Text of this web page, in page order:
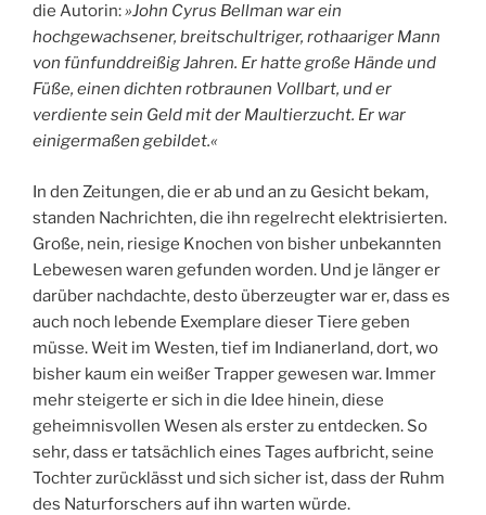
die Autorin:»John Cyrus Bellman war ein
hochgewachsener, breitschultriger, rothaariger Mann
von fünfunddreißig Jahren. Er hatte große Hände und
Füße, einen dichten rotbraunen Vollbart, und er
verdiente sein Geld mit der Maultierzucht. Er war
einigermaßen gebildet.«
In den Zeitungen, die er ab und an zu Gesicht bekam,
standen Nachrichten, die ihn regelrecht elektrisierten.
Große, nein, riesige Knochen von bisher unbekannten
Lebewesen waren gefunden worden. Und je länger er
darüber nachdachte, desto überzeugter war er, dass es
auch noch lebende Exemplare dieser Tiere geben
müsse. Weit im Westen, tief im Indianerland, dort, wo
bisher kaum ein weißer Trapper gewesen war. Immer
mehr steigerte er sich in die Idee hinein, diese
geheimnisvollen Wesen als erster zu entdecken. So
sehr, dass er tatsächlich eines Tages aufbricht, seine
Tochter zurücklässt und sich sicher ist, dass der Ruhm
des Naturforschers auf ihn warten würde.